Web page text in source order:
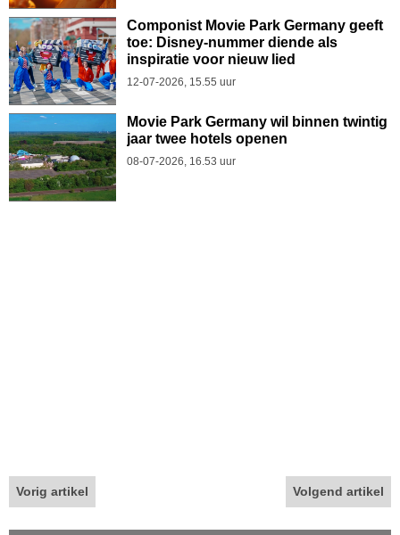
Componist Movie Park Germany geeft
toe: Disney-nummer diende als
inspiratie voor nieuw lied
12-07-2026, 15.55 uur
Movie Park Germany wil binnen twintig
jaar twee hotels openen
08-07-2026, 16.53 uur
Vorig artikel Volgend artikel